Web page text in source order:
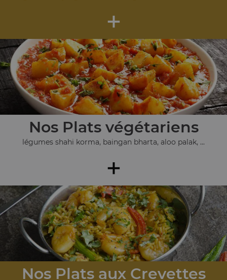
+
Nos Plats végétariens
légumes shahi korma, baingan bharta, aloo palak, ...
+
Nos Plats aux Crevettes